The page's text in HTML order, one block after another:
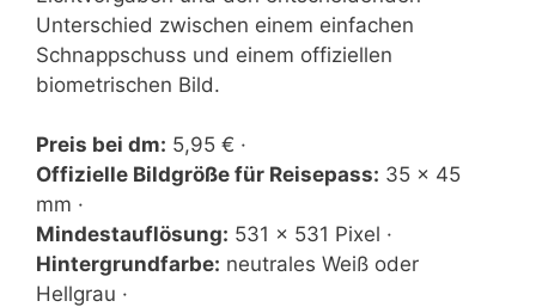
Unterschied zwischen einem einfachen
Schnappschuss und einem offiziellen
biometrischen Bild.
Preis bei dm: 5,95 € ·
Offizielle Bildgröße für Reisepass: 35 × 45
mm ·
Mindestauflösung: 531 × 531 Pixel ·
Hintergrundfarbe: neutrales Weiß oder
Hellgrau ·